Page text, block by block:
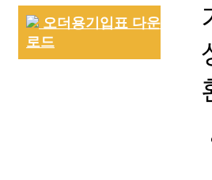
오더용기입표 다운
로드